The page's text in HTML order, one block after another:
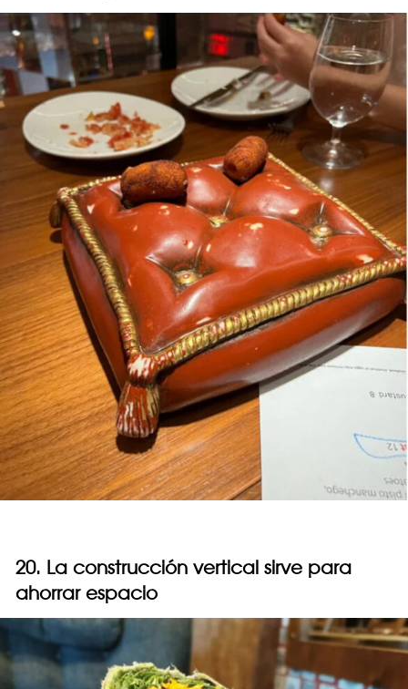
20. La construcción vertical sirve para
ahorrar espacio